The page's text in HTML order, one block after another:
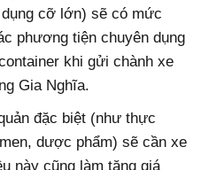
cỡ lớn) sẽ có mức
phương tiện chuyên dụng
khi gửi chành xe
Gia Nghĩa.
đặc biệt (như thực
dược phẩm) sẽ cần xe
này cũng làm tăng giá